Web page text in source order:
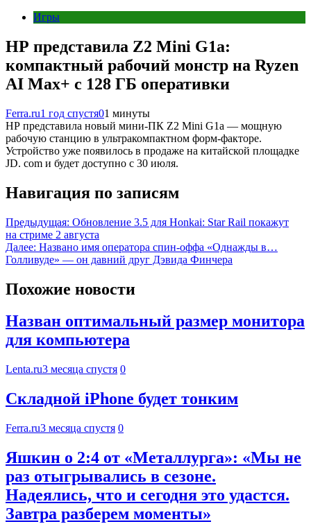
Игры
HP представила Z2 Mini G1a:
компактный рабочий монстр на Ryzen
AI Max+ с 128 ГБ оперативки
Ferra.ru1 год спустя01 минуты
HP представила новый мини-ПК Z2 Mini G1a — мощную
рабочую станцию в ультракомпактном форм-факторе.
Устройство уже появилось в продаже на китайской площадке
JD. com и будет доступно с 30 июля.
Навигация по записям
Предыдущая: Обновление 3.5 для Honkai: Star Rail покажут
на стриме 2 августа
Далее: Названо имя оператора спин-оффа «Однажды в…
Голливуде» — он давний друг Дэвида Финчера
Похожие новости
Назван оптимальный размер монитора
для компьютера
Lenta.ru3 месяца спустя 0
Складной iPhone будет тонким
Ferra.ru3 месяца спустя 0
Яшкин о 2:4 от «Металлурга»: «Мы не
раз отыгрывались в сезоне.
Надеялись, что и сегодня это удастся.
Завтра разберем моменты»